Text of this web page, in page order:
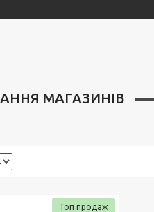
МАГАЗИНІВ
Топ продаж